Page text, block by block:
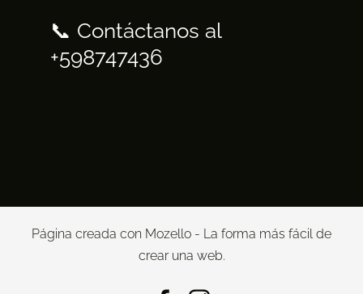
📞 Contáctanos al
+598747436
Página creada con Mozello - La forma más fácil de
crear una web.